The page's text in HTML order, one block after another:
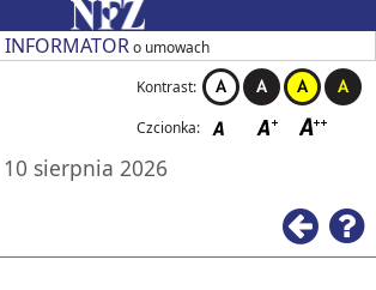
INFORMATORo umowach
Kontrast:
Czcionka:
10 sierpnia 2026